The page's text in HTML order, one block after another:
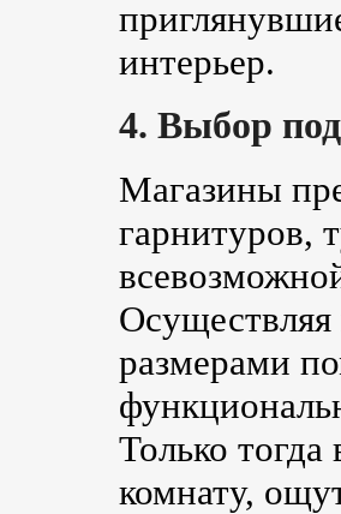
интерьер.
4. Выбор
Магазины
гарнитуров,
Осуществляя
размерами
Только
комнату,